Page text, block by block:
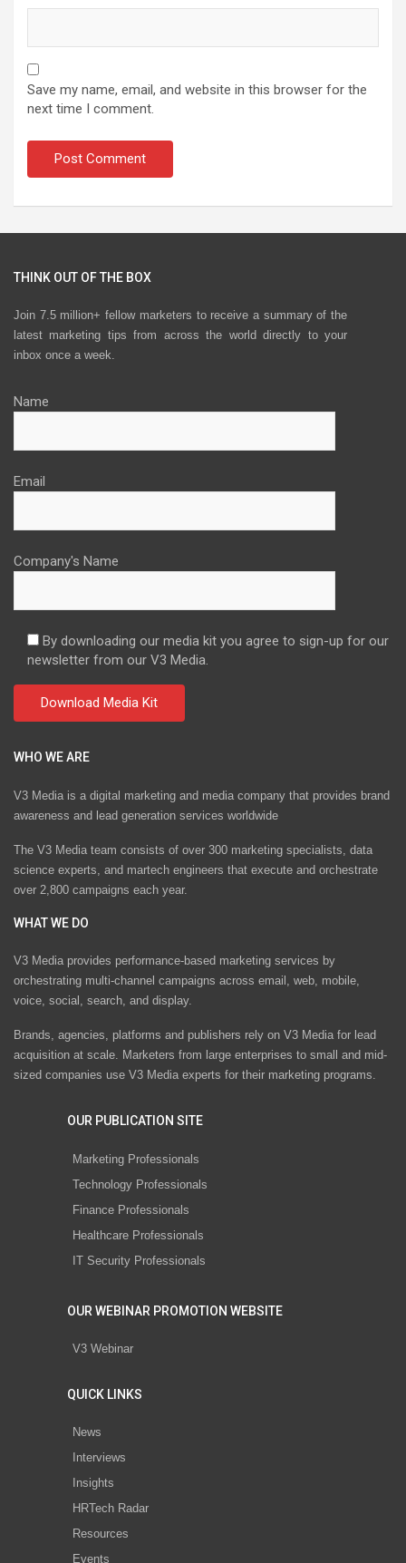
Save my name, email, and website in this browser for the
next time I comment.
THINK OUT OF THE BOX
Join 7.5 million+ fellow marketers to receive a summary of the
latest marketing tips from across the world directly to your
inbox once a week.
Name
Email
Company's Name
By downloading our media kit you agree to sign-up for our
newsletter from our V3 Media.
WHO WE ARE
V3 Media is a digital marketing and media company that provides brand
awareness and lead generation services worldwide
The V3 Media team consists of over 300 marketing specialists, data
science experts, and martech engineers that execute and orchestrate
over 2,800 campaigns each year.
WHAT WE DO
V3 Media provides performance-based marketing services by
orchestrating multi-channel campaigns across email, web, mobile,
voice, social, search, and display.
Brands, agencies, platforms and publishers rely on V3 Media for lead
acquisition at scale. Marketers from large enterprises to small and mid-
sized companies use V3 Media experts for their marketing programs.
OUR PUBLICATION SITE
Marketing Professionals
Technology Professionals
Finance Professionals
Healthcare Professionals
IT Security Professionals
OUR WEBINAR PROMOTION WEBSITE
V3 Webinar
QUICK LINKS
News
Interviews
Insights
HRTech Radar
Resources
Events